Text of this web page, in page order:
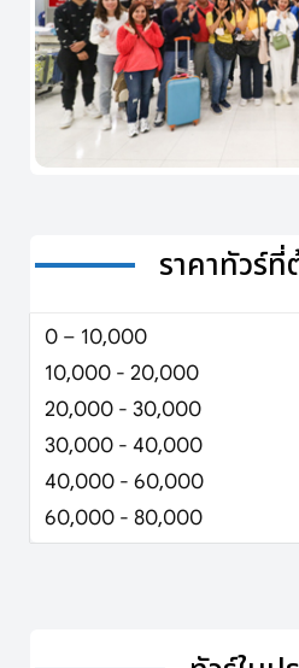
ราคาทัวร์
0 – 10,000
10,000 - 20,000
20,000 - 30,000
30,000 - 40,000
40,000 - 60,000
60,000 - 80,000